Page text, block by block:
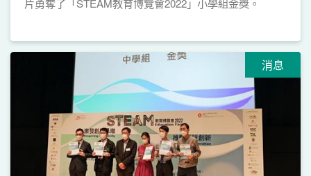
片勇奪了「STEAM教育博覽會2022」小學組金獎。
消息